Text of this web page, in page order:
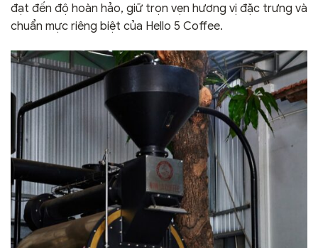
đạt đến độ hoàn hảo, giữ trọn vẹn hương vị đặc trưng và
chuẩn mực riêng biệt của Hello 5 Coffee.